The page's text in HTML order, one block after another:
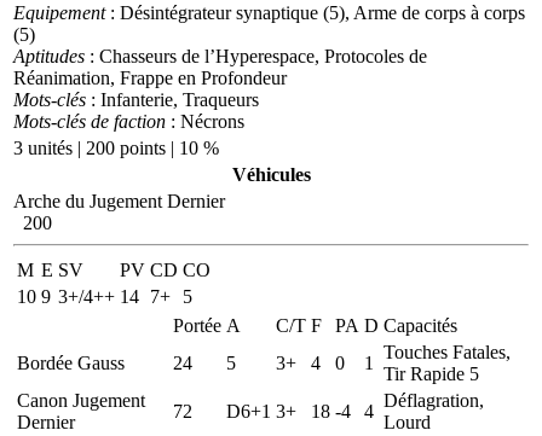
Equipement: Désintégrateur synaptique (5), Arme de corps à corps
(5)
Aptitudes : Chasseurs de l’Hyperespace, Protocoles de
Réanimation, Frappe en Profondeur
Mots-clés : Infanterie, Traqueurs
Mots-clés de faction : Nécrons
3 unités | 200 points | 10 %
Véhicules
Arche du Jugement Dernier
200
M E SV PV CD CO
10 9 3+/4++ 14 7+
5
Portée A C/T F PA D Capacités
Bordée Gauss
24 5 3+ 4 0 1
Touches Fatales,
Tir Rapide 5
Canon Jugement
Dernier
72 D6+1 3+ 18 -4 4
Déflagration,
Lourd